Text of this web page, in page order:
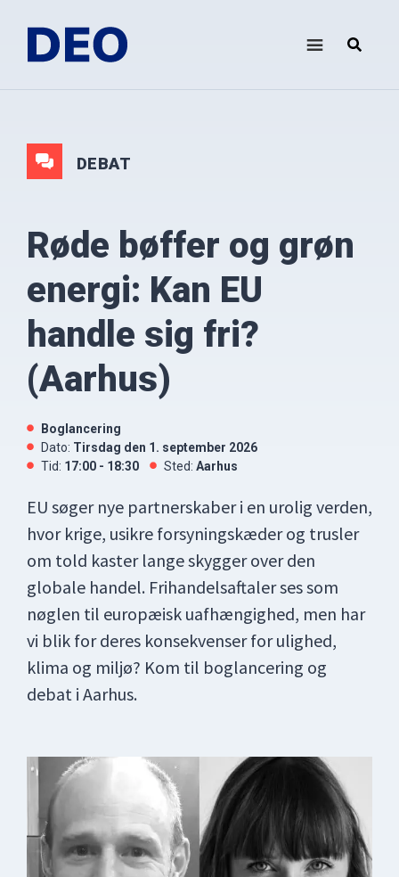
indhold
direkte
footer
Oplysningsforbundet
DEBAT
Røde bøffer og grøn
energi: Kan EU
handle sig fri?
(Aarhus)
Boglancering
Dato:
tirsdag den 1. september 2026
Tid: 17:00 - 18:30 Sted: Aarhus
EU søger nye partnerskaber i en urolig verden,
hvor krige, usikre forsyningskæder og trusler
om told kaster lange skygger over den
globale handel. Frihandelsaftaler ses som
nøglen til europæisk uafhængighed, men har
vi blik for deres konsekvenser for ulighed,
klima og miljø? Kom til boglancering og
debat i Aarhus.